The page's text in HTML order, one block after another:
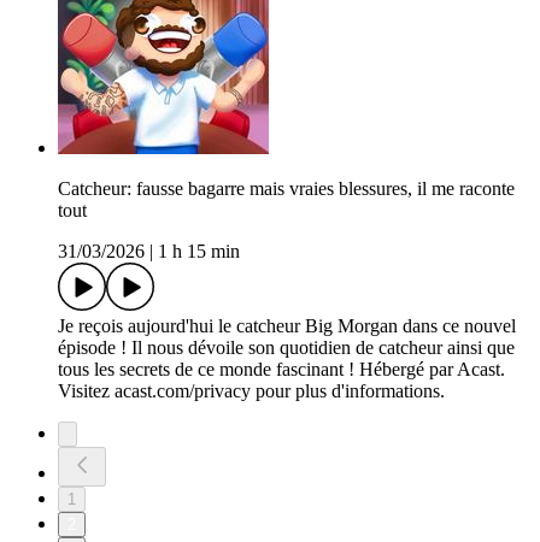
Catcheur: fausse bagarre mais vraies blessures, il me raconte
tout
31/03/2026
1 h 15 min
Je reçois aujourd'hui le catcheur Big Morgan dans ce nouvel
épisode ! Il nous dévoile son quotidien de catcheur ainsi que
tous les secrets de ce monde fascinant ! Hébergé par Acast.
Visitez acast.com/privacy pour plus d'informations.
1